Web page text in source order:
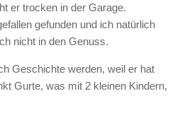
er trocken in der Garage.
gefunden und ich natürlich
nicht in den Genuss.
Geschichte werden, weil er hat
Gurte, was mit 2 kleinen Kindern,